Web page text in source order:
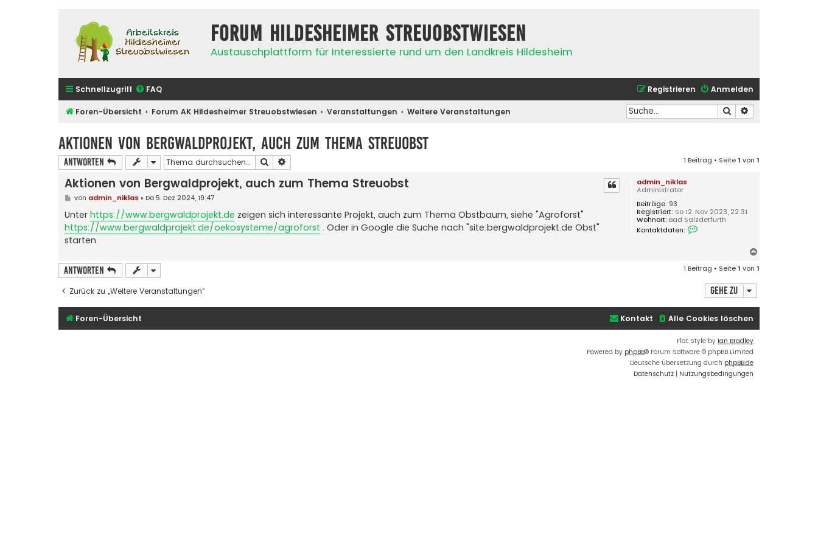
Forum Hildesheimer Streuobstwiesen
Austauschplattform für Interessierte rund um den Landkreis Hildesheim
Schnellzugriff FAQ Anmelden
Registrieren
Foren-Übersicht Forum AK Hildesheimer Streuobstwiesen Veranstaltungen Weitere Veranstaltungen Suche
Aktionen von Bergwaldprojekt, auch zum Thema Streuobst
Antworten Suche 1 Beitrag • Seite1 von 1
admin_niklas
Administrator
Beiträge: 93
Registriert: So 12. Nov 2023, 22:31
Wohnort: Bad Salzdetfurth
Kontaktdaten:
k
e
n
v
o
n
a
d
m
i
n
Aktionen von Bergwaldprojekt, auch zum Thema Streuobst
B
i
t
r
a
g
von admin_niklas » Do 5. Dez 2024, 19:47
Unter https://www.bergwaldprojekt.de zeigen sich interessante Projekt, auch zum Thema Obstbaum, siehe "Agroforst"
https://www.bergwaldprojekt.de/oekosysteme/agroforst . Oder in Google die Suche nach "site:bergwaldprojekt.de Obst"
starten.
b
n
Antworten 1 Beitrag • Seite1 von 1
Zurück zu „Weitere Veranstaltungen“ Gehe zu
Foren-Übersicht Alle Cookies löschen
Kontakt
Flat Style by Ian Bradley
Powered by phpBB® Forum Software © phpBB Limited
Deutsche Übersetzung durch phpBB.de
Datenschutz | Nutzungsbedingungen